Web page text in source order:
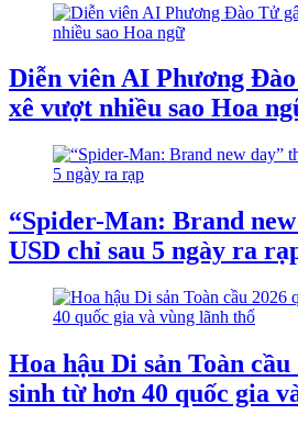
Diễn viên AI Phương
xê vượt nhiều sao Hoa
“Spider-Man: Brand
USD chỉ sau 5 ngày ra
Hoa hậu Di sản Toàn
sinh từ hơn 40 quốc gia